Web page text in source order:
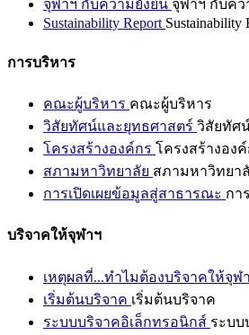
จุฬาฯ กับความยั่งยืน จุฬาฯ กับคว
Sustainability Report Sustainability
การบริหาร
คณะผู้บริหาร คณะผู้บริหาร
วิสัยทัศน์และยุทธศาสตร์ วิสัยทัศ
โครงสร้างองค์กร โครงสร้างอง
สภามหาวิทยาลัย สภามหาวิทยา
การเปิดเผยข้อมูลสู่สาธารณะ กา
บริจาคให้จุฬาฯ
เหตุผลที่...ทำไมต้องบริจาคให้จุฬ
เริ่มต้นบริจาค เริ่มต้นบริจาค
ระบบบริจาคอิเล็กทรอนิกส์ ระบบ